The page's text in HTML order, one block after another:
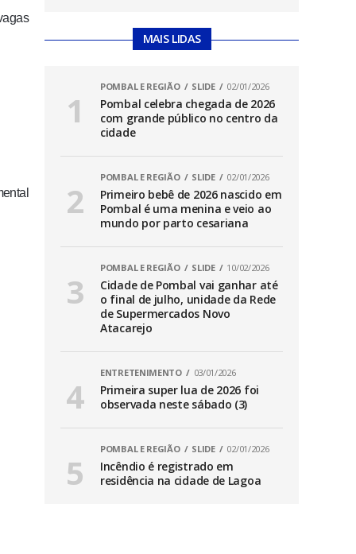
MAIS LIDAS
POMBAL E REGIÃO SLIDE 02/01/2026
Pombal celebra chegada de 2026
com grande público no centro da
cidade
POMBAL E REGIÃO SLIDE 02/01/2026
Primeiro bebê de 2026 nascido em
Pombal é uma menina e veio ao
mundo por parto cesariana
POMBAL E REGIÃO SLIDE 10/02/2026
Cidade de Pombal vai ganhar até
o final de julho, unidade da Rede
de Supermercados Novo
Atacarejo
ENTRETENIMENTO 03/01/2026
Primeira super lua de 2026 foi
observada neste sábado (3)
POMBAL E REGIÃO SLIDE 02/01/2026
Incêndio é registrado em
residência na cidade de Lagoa